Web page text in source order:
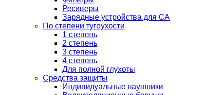
Ресиверы
Зарядные устройства для СА
По степени тугоухости
1 степень
2 степень
3 степень
4 степень
Для полной глухоты
Средства защиты
Индивидуальные наушники